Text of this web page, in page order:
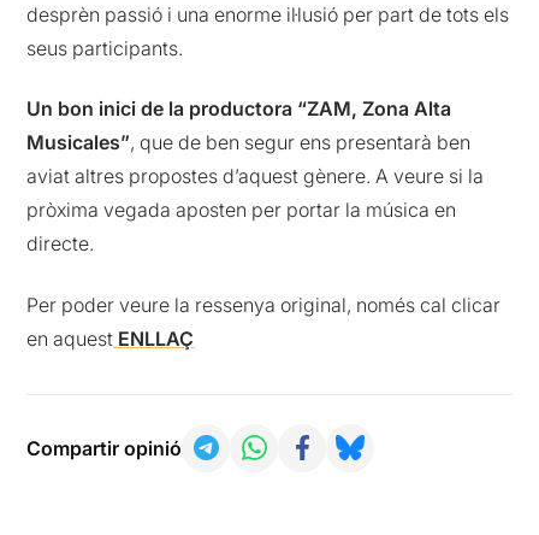
desprèn passió i una enorme il·lusió per part de tots els
seus participants.
Un bon inici de la productora “ZAM, Zona Alta
Musicales”, que de ben segur ens presentarà ben
aviat altres propostes d’aquest gènere. A veure si la
pròxima vegada aposten per portar la música en
directe.
Per poder veure la ressenya original, només cal clicar
en aquest ENLLAÇ
Compartir opinió